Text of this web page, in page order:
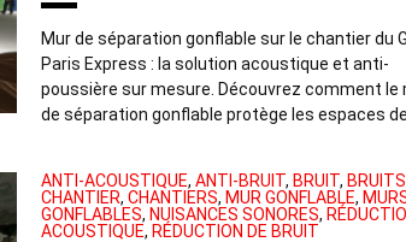
Mur de séparation gonflable sur le chantier du
Paris Express : la solution acoustique et anti-
poussière sur mesure. Découvrez comment le
de séparation gonflable protège les espaces
ANTI-ACOUSTIQUE, ANTI-BRUIT, BRUIT, BRUITS
CHANTIER, CHANTIERS, MUR GONFLABLE,
GONFLABLES, NUISANCES SONORES,
ACOUSTIQUE, RÉDUCTION DE BRUIT